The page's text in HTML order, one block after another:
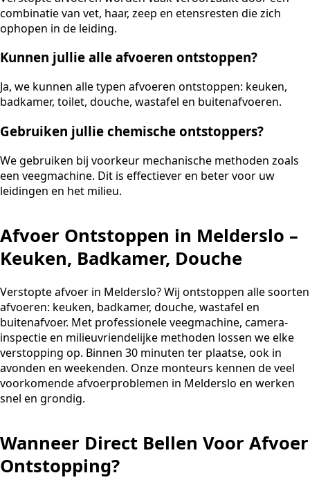
combinatie van vet, haar, zeep en etensresten die zich
ophopen in de leiding.
Kunnen jullie alle afvoeren ontstoppen?
Ja, we kunnen alle typen afvoeren ontstoppen: keuken,
badkamer, toilet, douche, wastafel en buitenafvoeren.
Gebruiken jullie chemische ontstoppers?
We gebruiken bij voorkeur mechanische methoden zoals
een veegmachine. Dit is effectiever en beter voor uw
leidingen en het milieu.
Afvoer Ontstoppen in Melderslo –
Keuken, Badkamer, Douche
Verstopte afvoer in Melderslo? Wij ontstoppen alle soorten
afvoeren: keuken, badkamer, douche, wastafel en
buitenafvoer. Met professionele veegmachine, camera-
inspectie en milieuvriendelijke methoden lossen we elke
verstopping op. Binnen 30 minuten ter plaatse, ook in
avonden en weekenden. Onze monteurs kennen de veel
voorkomende afvoerproblemen in Melderslo en werken
snel en grondig.
Wanneer Direct Bellen Voor Afvoer
Ontstopping?